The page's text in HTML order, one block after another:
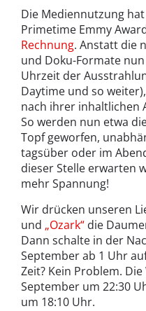
Die Mediennutzung
Primetime Emmy
Rechnung. Anstatt die
und Doku-Formate
Uhrzeit der
Daytime und so
nach ihrer inhaltlichen
So werden nun etwa
Topf geworfen,
tagsüber oder im
dieser Stelle erwarten
mehr Spannung!
Wir drücken unseren
und „Ozark“ die
Dann schalte in der
September ab 1 Uhr
Zeit? Kein Problem.
September um 22:30
um 18:10 Uhr.